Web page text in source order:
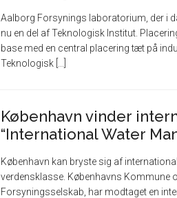
Aalborg Forsynings laboratorium, der i
nu en del af Teknologisk Institut.
base med en central placering tæt på
Teknologisk [...]
København vinder
“International Water
København kan bryste sig af
verdensklasse. Københavns Kommune
Forsyningsselskab, har modtaget en